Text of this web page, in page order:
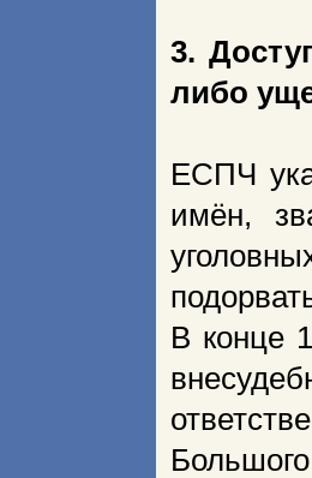
3.
либо
ЕСПЧ
имён,
В конце